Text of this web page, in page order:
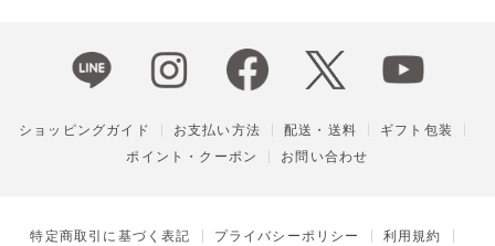
ショッピングガイド お支払い方法 配送・送料
ギフト包装
ポイント・クーポン
お問い合わせ
特定商取引に基づく表記 プライバシーポリシー 利用規約